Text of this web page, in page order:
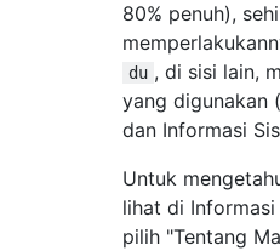
80% penuh),
du , di sisi lain,
yang digunakan
dan Informasi
Untuk
lihat di Informasi
pilih "Tentang